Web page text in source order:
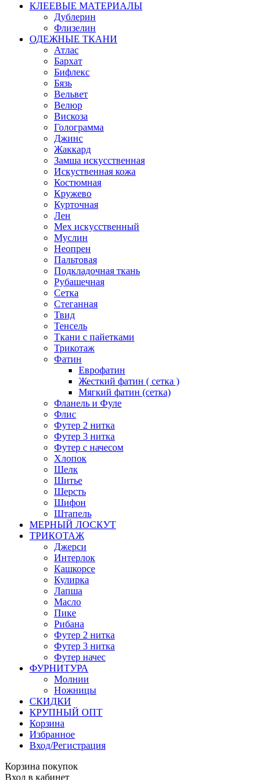
КЛЕЕВЫЕ МАТЕРИАЛЫ
Дублерин
Флизелин
ОДЕЖНЫЕ ТКАНИ
Атлас
Бархат
Бифлекс
Бязь
Вельвет
Велюр
Вискоза
Голограмма
Джинс
Жаккард
Замша искусственная
Искуственная кожа
Костюмная
Кружево
Курточная
Лен
Мех искусственный
Муслин
Неопрен
Пальтовая
Подкладочная ткань
Рубашечная
Сетка
Стеганная
Твид
Тенсель
Ткани с пайетками
Трикотаж
Фатин
Еврофатин
Жесткий фатин ( сетка )
Мягкий фатин (сетка)
Фланель и Фуле
Флис
Футер 2 нитка
Футер 3 нитка
Футер с начесом
Хлопок
Шелк
Шитье
Шерсть
Шифон
Штапель
МЕРНЫЙ ЛОСКУТ
ТРИКОТАЖ
Джерси
Интерлок
Кашкорсе
Кулирка
Лапша
Масло
Пике
Рибана
Футер 2 нитка
Футер 3 нитка
Футер начес
ФУРНИТУРА
Молнии
Ножницы
СКИДКИ
КРУПНЫЙ ОПТ
Корзина
Избранное
Вход/Регистрация
Корзина покупок
Вход в кабинет